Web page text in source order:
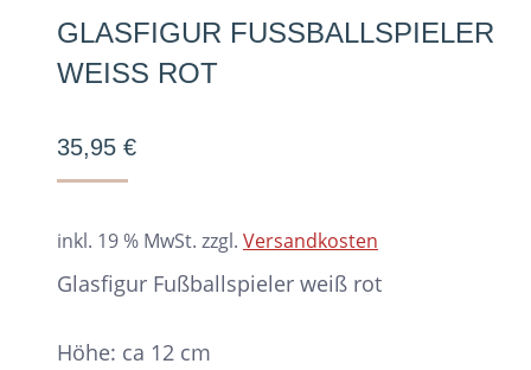
GLASFIGUR FUSSBALLSPIELER W
EISS ROT
35,95 €
inkl. 19 % MwSt. zzgl. Versandkosten
Glasfigur Fußballspieler weiß rot
Höhe: ca 12 cm